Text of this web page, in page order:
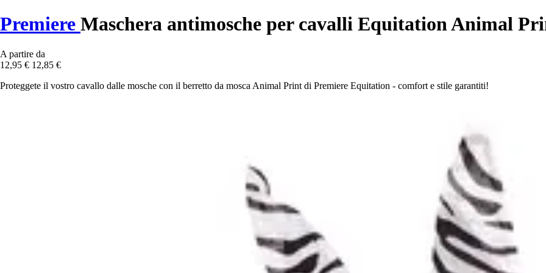
Premiere Maschera antimosche per cavalli Equitation Animal
A partire da
12,95 € 12,85 €
Proteggete il vostro cavallo dalle mosche con il berretto da mosca Animal Print di Premiere Equitation - comfort e stile garantiti!